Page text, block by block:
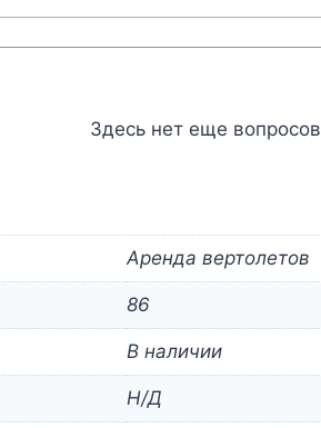
Здесь нет еще вопросов
Аренда вертолетов
86
В наличии
Н/Д